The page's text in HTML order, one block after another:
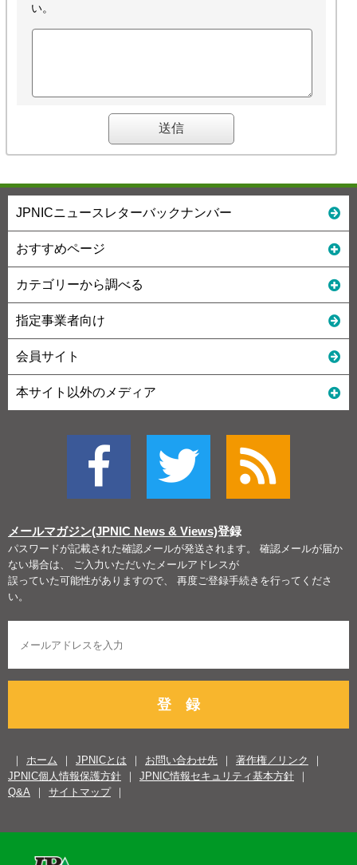
い。
JPNICニュースレターバックナンバー
おすすめページ
カテゴリーから調べる
指定事業者向け
会員サイト
本サイト以外のメディア
メールマガジン(JPNIC News & Views)登録
パスワードが記載された確認メールが発送されます。 確認メールが届か
ない場合は、 ご入力いただいたメールアドレスが
誤っていた可能性がありますので、 再度ご登録手続きを行ってくださ
い。
登 録
ホーム JPNICとは お問い合わせ先
著作権／リンク
JPNIC個人情報保護方針
JPNIC情報セキュリティ基本方針
Q&A
サイトマップ